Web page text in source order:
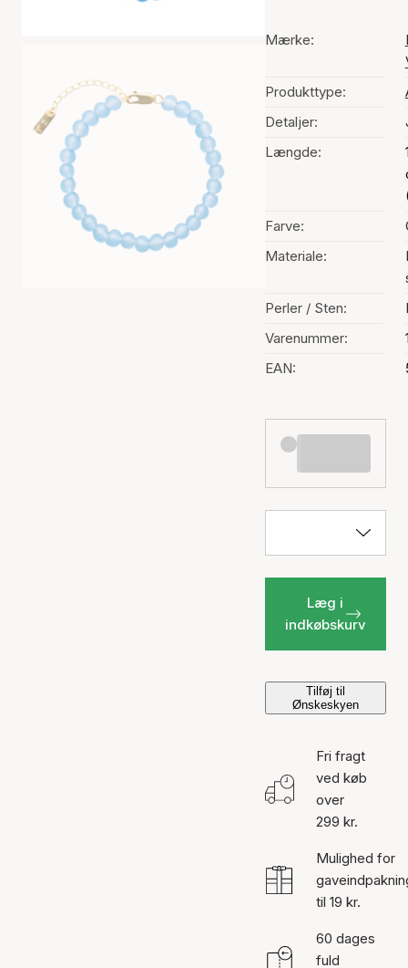
Mærke:
Produkttype:
Detaljer:
Længde:
Farve:
Materiale:
Perler / Sten:
Varenummer:
EAN:
Læg i
indkøbskurv
Tilføj til
Ønskeskyen
Fri fragt
ved køb
over
299 kr.
Mulighed for
til 19 kr.
60 dages
fuld